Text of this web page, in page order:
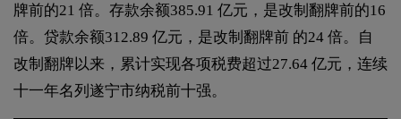
牌前的21 倍。存款余额385.91 亿元，是改制翻牌前的16
倍。贷款余额312.89 亿元，是改制翻牌前 的24 倍。自
改制翻牌以来，累计实现各项税费超过27.64 亿元，连续
十一年名列遂宁市纳税前十强。